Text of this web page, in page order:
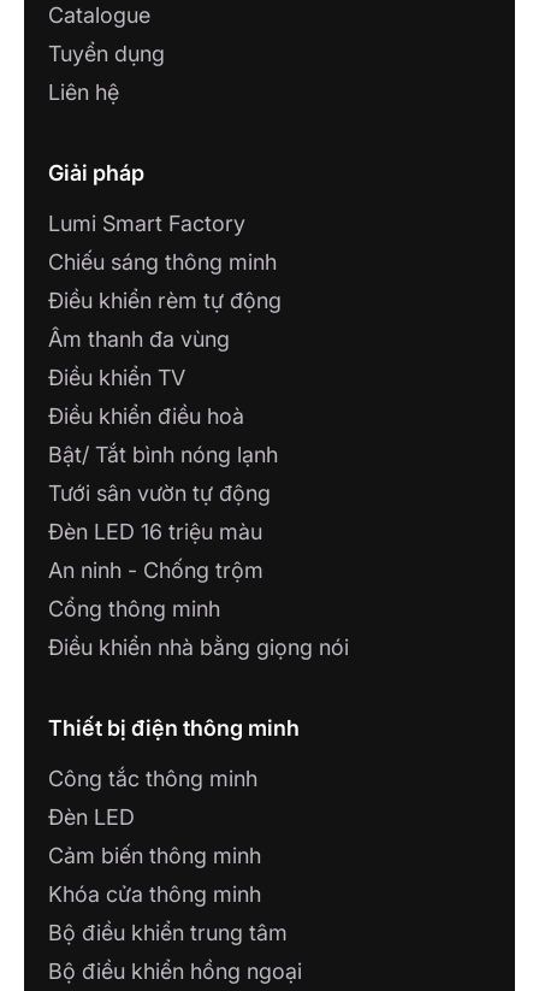
Catalogue
Tuyển dụng
Liên hệ
Giải pháp
Lumi Smart Factory
Chiếu sáng thông minh
Điều khiển rèm tự động
Âm thanh đa vùng
Điều khiển TV
Điều khiển điều hoà
Bật/ Tắt bình nóng lạnh
Tưới sân vườn tự động
Đèn LED 16 triệu màu
An ninh - Chống trộm
Cổng thông minh
Điều khiển nhà bằng giọng nói
Thiết bị điện thông minh
Công tắc thông minh
Đèn LED
Cảm biến thông minh
Khóa cửa thông minh
Bộ điều khiển trung tâm
Bộ điều khiển hồng ngoại